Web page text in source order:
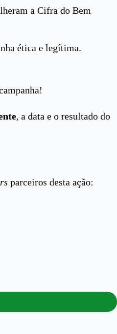
a Cifra do Bem
ética e legítima.
, a data e o resultado do
parceiros desta ação: